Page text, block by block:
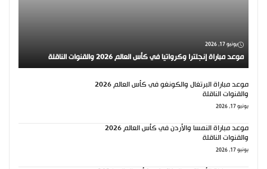
يونيو 17, 2026
موعد مباراة إنجلترا وكرواتيا في كأس العالم 2026 والقنوات الناقلة
موعد مباراة البرتغال والكونغو في كأس العالم 2026
والقنوات الناقلة
يونيو 17, 2026
موعد مباراة النمسا والأردن في كأس العالم 2026
والقنوات الناقلة
يونيو 17, 2026